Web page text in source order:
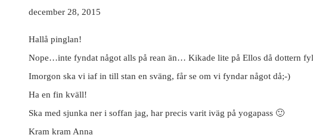
december 28, 2015
Hallå pinglan!
Nope…inte fyndat något alls på rean än… Kikade lite på Ellos då dottern
Imorgon ska vi iaf in till stan en sväng, får se om vi fyndar något då;-)
Ha en fin kväll!
Ska med sjunka ner i soffan jag, har precis varit iväg på yogapass 🙂
Kram kram Anna